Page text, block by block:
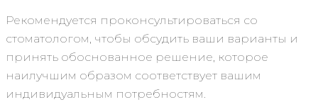
Рекомендуется проконсультироваться со
стоматологом, чтобы обсудить ваши варианты и
принять обоснованное решение, которое
наилучшим образом соответствует вашим
индивидуальным потребностям.